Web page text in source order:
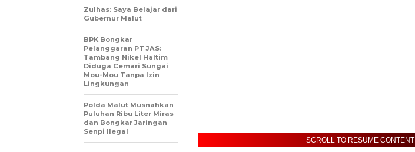
SCROLL TO RESUME CONTENT
Zulhas: Saya Belajar dari
Gubernur Malut
BPK Bongkar
Pelanggaran PT JAS:
Tambang Nikel Haltim
Diduga Cemari Sungai
Mou-Mou Tanpa Izin
Lingkungan
Polda Malut Musnahkan
Puluhan Ribu Liter Miras
dan Bongkar Jaringan
Senpi Ilegal